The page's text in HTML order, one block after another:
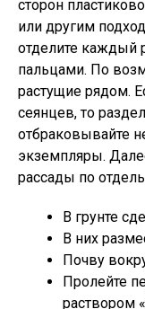
сторон
или другим
отделите каждый
пальцами. По
растущие рядом.
сеянцев, то
отбраковывайте
экземпляры.
рассады по
В грунте
В них
Почву
Пролейте
раствором